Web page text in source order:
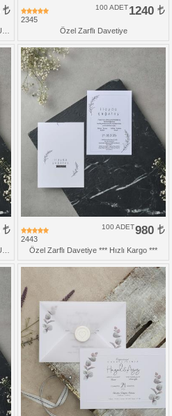
2345
1240
100 ADET
Özel Zarflı Davetiye
2443
980
100 ADET
Özel Zarflı Davetiye *** Hızlı Kargo ***